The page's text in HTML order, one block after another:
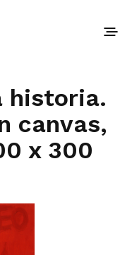
historia.
canvas,
x 300